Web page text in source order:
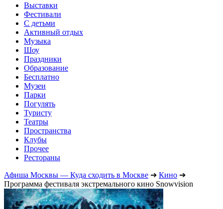
Выставки
Фестивали
С детьми
Активный отдых
Музыка
Шоу
Праздники
Образование
Бесплатно
Музеи
Парки
Погулять
Туристу
Театры
Пространства
Клубы
Прочее
Рестораны
Афиша Москвы — Куда сходить в Москве ➔ Кино ➔
Программа фестиваля экстремального кино Snowvision